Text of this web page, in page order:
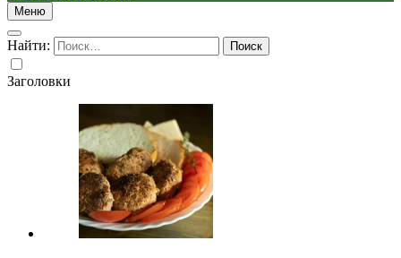
Меню
Найти:
Заголовки